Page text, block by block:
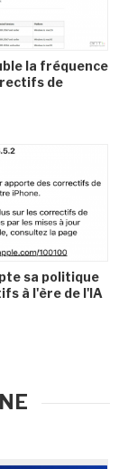
la fréquence
de
sa politique
à l'ère de l'IA